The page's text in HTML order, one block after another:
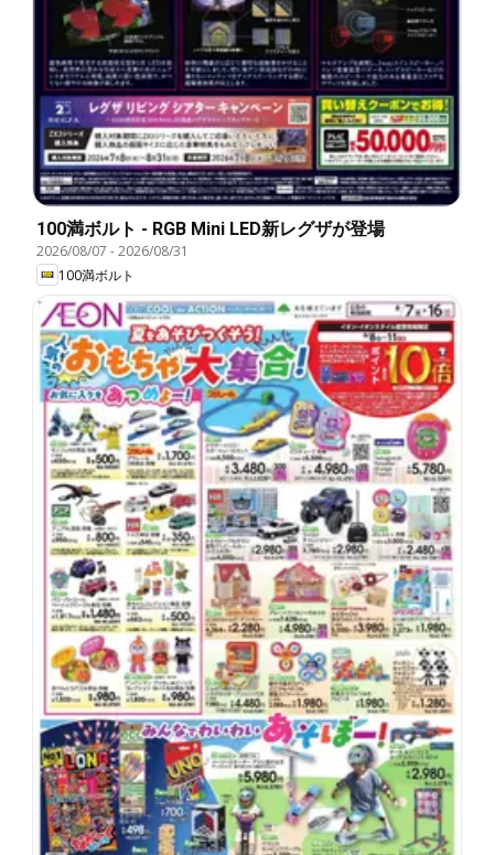
100満ボルト - RGB Mini LED新レグザが登場
2026/08/07 -2026/08/31
100満ボルト